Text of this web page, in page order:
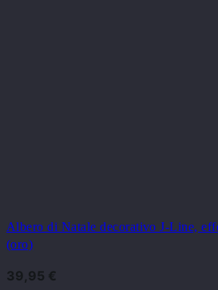
Albero di Natale decorativo J-Line,
(oro)
39,95 €